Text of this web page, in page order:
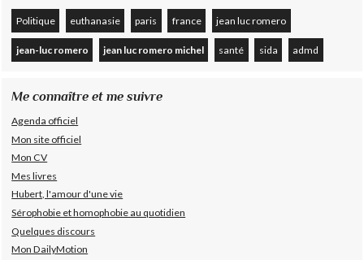
Politique euthanasie paris france jean luc romero
jean-luc romero jean luc romero michel santé sida admd
Me connaître et me suivre
Agenda officiel
Mon site officiel
Mon CV
Mes livres
Hubert, l'amour d'une vie
Sérophobie et homophobie au quotidien
Quelques discours
Mon DailyMotion